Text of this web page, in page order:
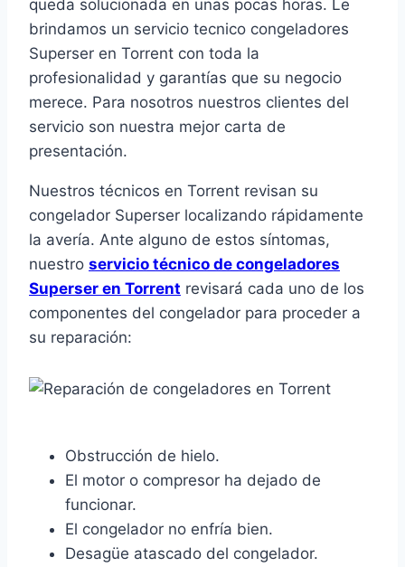
queda solucionada en unas pocas horas. Le
brindamos un servicio tecnico congeladores
Superser en Torrent con toda la
profesionalidad y garantías que su negocio
merece. Para nosotros nuestros clientes del
servicio son nuestra mejor carta de
presentación.
Nuestros técnicos en Torrent revisan su
congelador Superser localizando rápidamente
la avería. Ante alguno de estos síntomas,
nuestro servicio técnico de congeladores
Superser en Torrent revisará cada uno de los
componentes del congelador para proceder a
su reparación:
Obstrucción de hielo.
El motor o compresor ha dejado de
funcionar.
El congelador no enfría bien.
Desagüe atascado del congelador.